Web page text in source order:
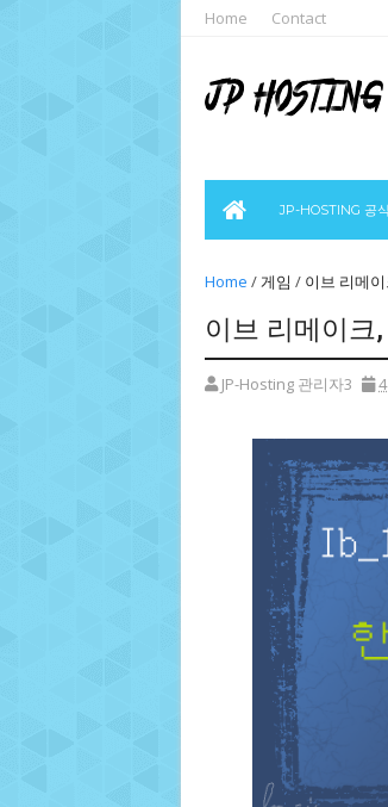
Home Contact
JP-HOSTING 공
Home /게임 / 이브 리메
이브 리메이크
JP-Hosting 관리자3